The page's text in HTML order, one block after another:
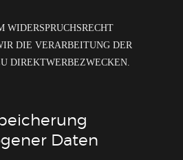
WIDERSPRUCHSRECHT
DIE VERARBEITUNG DER
DIREKTWERBEZWECKEN.
Daten